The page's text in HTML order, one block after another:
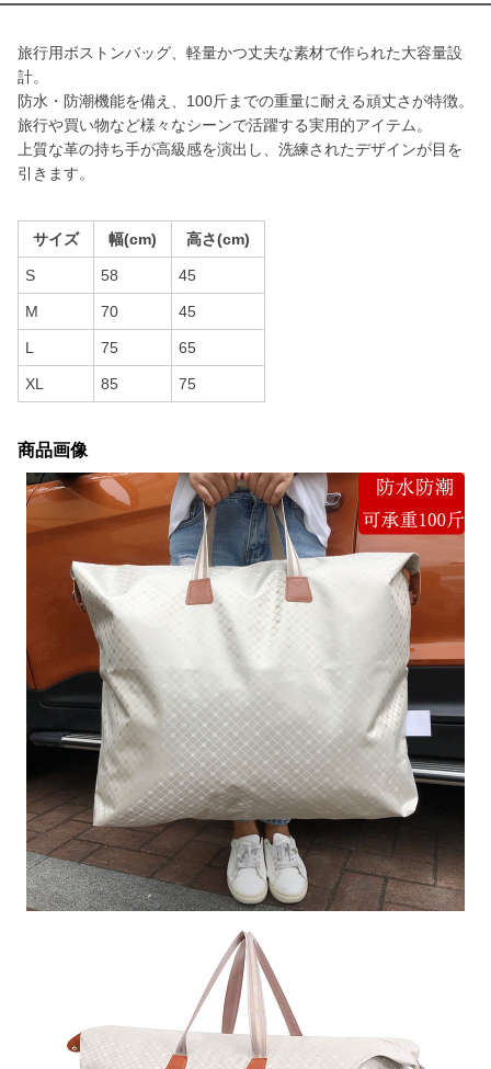
旅行用ボストンバッグ、軽量かつ丈夫な素材で作られた大容量設
計。
防水・防潮機能を備え、100斤までの重量に耐える頑丈さが特徴。
旅行や買い物など様々なシーンで活躍する実用的アイテム。
上質な革の持ち手が高級感を演出し、洗練されたデザインが目を
引きます。
サイズ 幅(cm) 高さ(cm)
S 58 45
M 70 45
L 75 65
XL 85 75
商品画像